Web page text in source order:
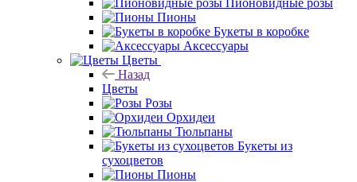
Пионы
Букеты в коробке
Аксессуары
Цветы
Назад
Цветы
Розы
Орхидеи
Тюльпаны
Букеты из
сухоцветов
Пионы